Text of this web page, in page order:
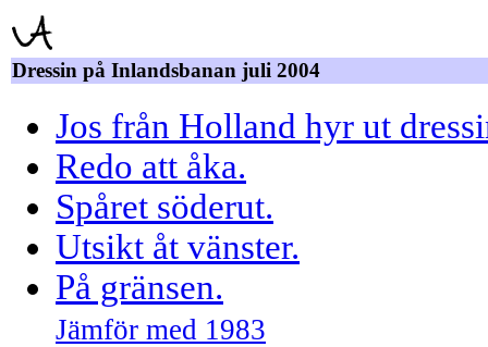
Dressin på Inlandsbanan juli 2004
Jos från Holland hyr ut
Redo att åka.
Spåret söderut.
Utsikt åt vänster.
På gränsen.
Jämför med 1983